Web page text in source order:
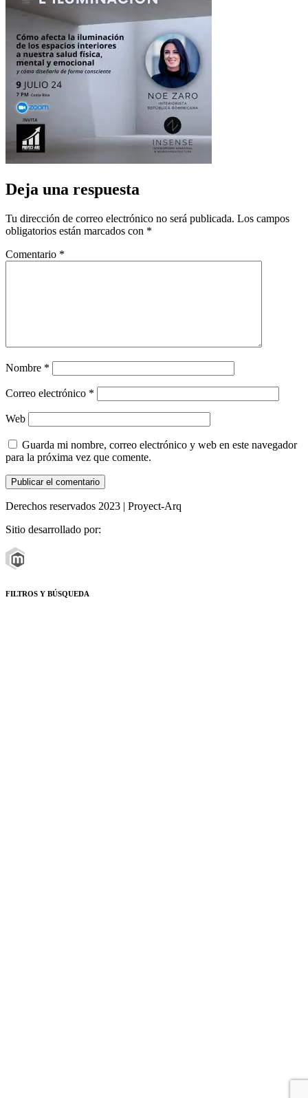
Deja una respuesta
Tu dirección de correo electrónico no será publicada. Los campos
obligatorios están marcados con *
Comentario *
Nombre *
Correo electrónico *
Web
Guarda mi nombre, correo electrónico y web en este navegador
para la próxima vez que comente.
Derechos reservados 2023 | Proyect-Arq
Sitio desarrollado por:
FILTROS Y BÚSQUEDA